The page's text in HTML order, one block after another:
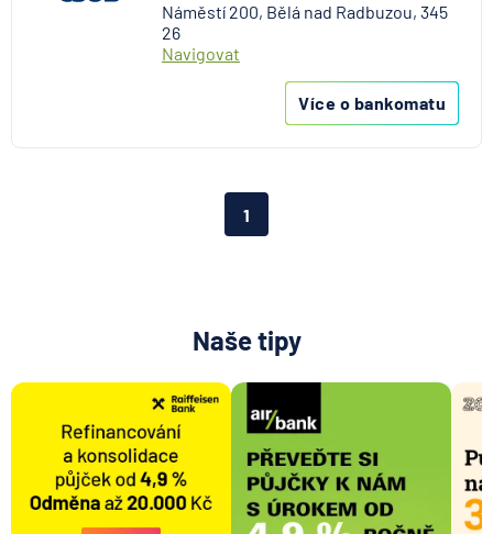
Náměstí 200, Bělá nad Radbuzou, 345
26
Navigovat
Více o bankomatu
1
Naše tipy